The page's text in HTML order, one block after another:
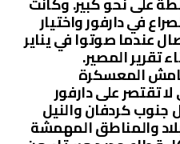
في دارفور واختيار
عندما صوتوا في يناير
المعسكرة
تقتصر على دارفور
كردفان والنيل
والمناطق المهمشة